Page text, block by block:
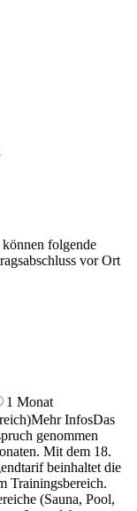
können folgende
vor Ort
1 Monat
Mehr InfosDas
genommen
Mit dem 18.
beinhaltet die
Trainingsbereich.
(Sauna, Pool,